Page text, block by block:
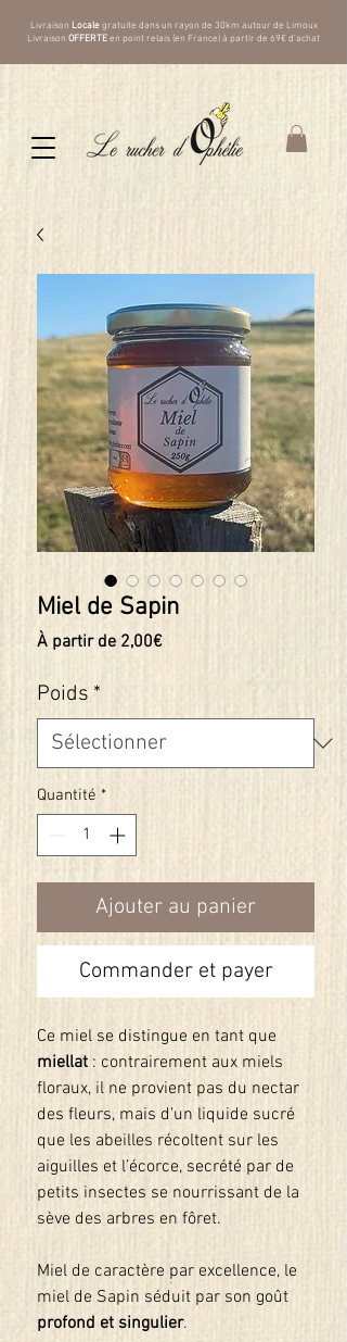
Livraison Localegratuite dans un rayon de 30km autour de Limoux
Livraison OFFERTEen point relais (en France) à partir de 69€ d'achat
Miel de Sapin
À partir de 2,00€Prix
Poids *
Quantité *
Ajouter au panier
Commander et payer
Ce miel se distingue en tant que
miellat : contrairement aux miels
floraux, il ne provient pas du nectar
des fleurs, mais d’un liquide sucré
que les abeilles récoltent sur les
aiguilles et l’écorce, secrété par de
petits insectes se nourrissant de la
sève des arbres en fôret.
Miel de caractère par excellence, le
miel de Sapin séduit par son goût
profond et singulier.